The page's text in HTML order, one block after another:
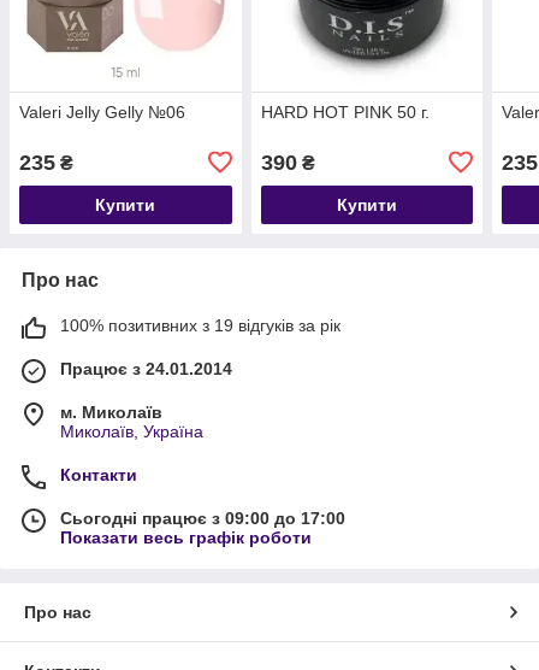
Valeri Jelly Gelly №06
235 ₴
Купити
HARD HOT PINK 50 г.
390₴
Купити
235
Про нас
100% позитивних з 19 відгуків за рік
Працює з 24.01.2014
м. Миколаїв
Миколаїв, Україна
Контакти
Сьогодні працює з 09:00 до 17:00
Показати весь графік роботи
Про нас